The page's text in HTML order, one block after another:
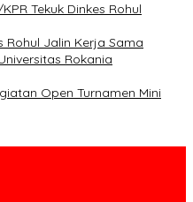
Tekuk Dinkes Rohul
Rohul Jalin Kerja Sama
Rokania
Open Turnamen Mini